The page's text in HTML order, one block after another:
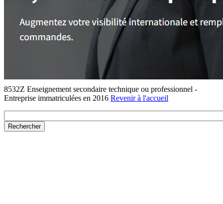
8532Z Enseignement secondaire technique ou professionnel -
Entreprise immatriculées en 2016 Revenir à l'accueil